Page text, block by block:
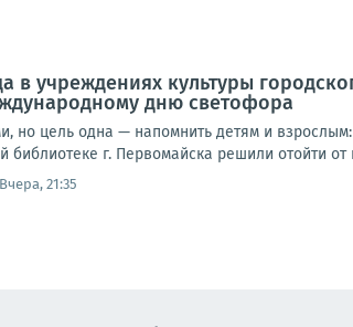
в учреждениях культуры
дню светофора
но цель одна — напомнить детям и
библиотеке г. Первомайска решили отойти
Вчера, 21:35